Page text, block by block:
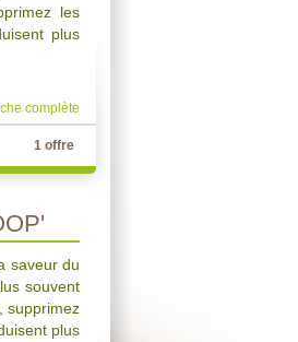
les
plus
complète
1 offre
saveur du
souvent
supprimez
plus